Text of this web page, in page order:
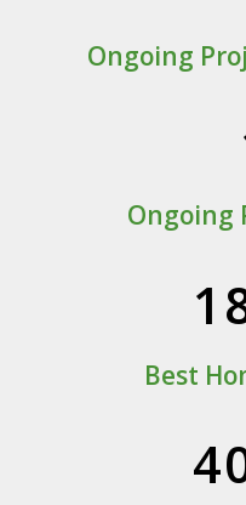
Ongoing
Ongoing
Best